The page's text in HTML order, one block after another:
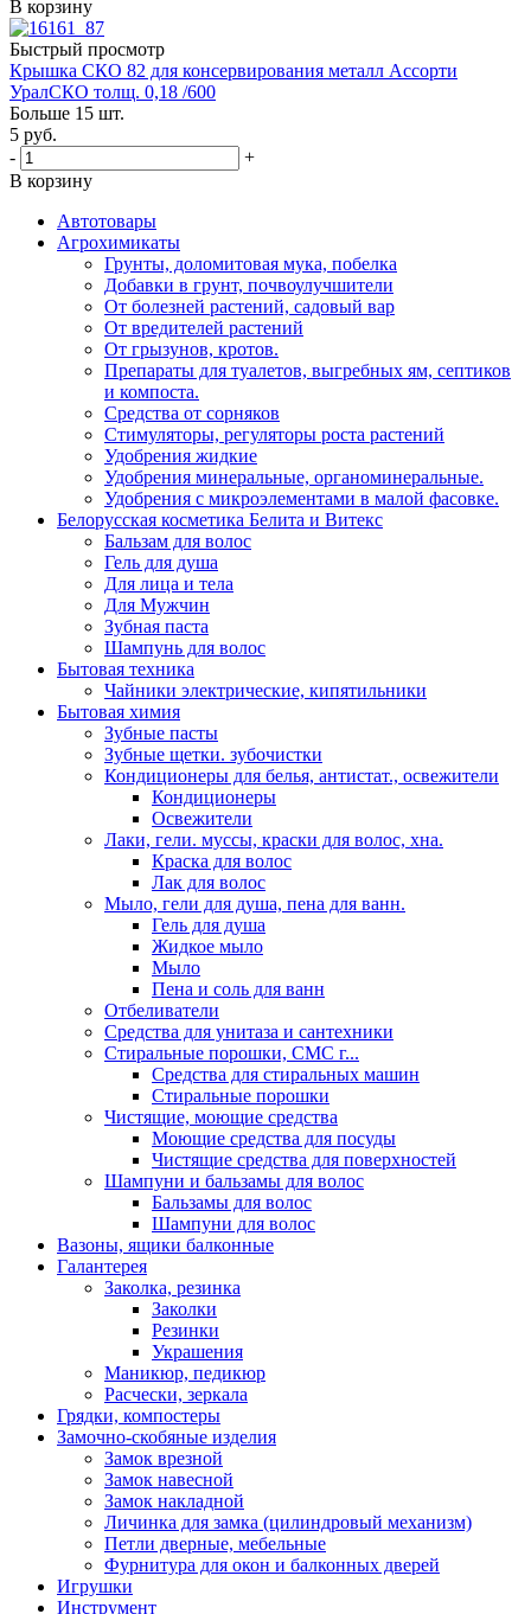
В корзину
Быстрый просмотр
Крышка СКО 82 для консервирования металл Ассорти
УралСКО толщ. 0,18 /600
Больше 15 шт.
5 руб.
-
+
В корзину
Автотовары
Агрохимикаты
Грунты, доломитовая мука, побелка
Добавки в грунт, почвоулучшители
От болезней растений, садовый вар
От вредителей растений
От грызунов, кротов.
Препараты для туалетов, выгребных ям, септиков
и компоста.
Средства от сорняков
Стимуляторы, регуляторы роста растений
Удобрения жидкие
Удобрения минеральные, органоминеральные.
Удобрения с микроэлементами в малой фасовке.
Белорусская косметика Белита и Витекс
Бальзам для волос
Гель для душа
Для лица и тела
Для Мужчин
Зубная паста
Шампунь для волос
Бытовая техника
Чайники электрические, кипятильники
Бытовая химия
Зубные пасты
Зубные щетки. зубочистки
Кондиционеры для белья, антистат., освежители
Кондиционеры
Освежители
Лаки, гели. муссы, краски для волос, хна.
Краска для волос
Лак для волос
Мыло, гели для душа, пена для ванн.
Гель для душа
Жидкое мыло
Мыло
Пена и соль для ванн
Отбеливатели
Средства для унитаза и сантехники
Стиральные порошки, СМС г...
Средства для стиральных машин
Стиральные порошки
Чистящие, моющие средства
Моющие средства для посуды
Чистящие средства для поверхностей
Шампуни и бальзамы для волос
Бальзамы для волос
Шампуни для волос
Вазоны, ящики балконные
Галантерея
Заколка, резинка
Заколки
Резинки
Украшения
Маникюр, педикюр
Расчески, зеркала
Грядки, компостеры
Замочно-скобяные изделия
Замок врезной
Замок навесной
Замок накладной
Личинка для замка (цилиндровый механизм)
Петли дверные, мебельные
Фурнитура для окон и балконных дверей
Игрушки
Инструмент